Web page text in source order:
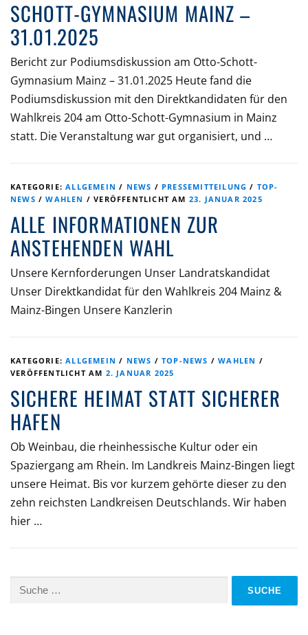
SCHOTT-GYMNASIUM MAINZ –
31.01.2025
Bericht zur Podiumsdiskussion am Otto-Schott-
Gymnasium Mainz – 31.01.2025 Heute fand die
Podiumsdiskussion mit den Direktkandidaten für den
Wahlkreis 204 am Otto-Schott-Gymnasium in Mainz
statt. Die Veranstaltung war gut organisiert, und …
KATEGORIE:ALLGEMEIN / NEWS / PRESSEMITTEILUNG / TOP-
NEWS /WAHLEN /VERÖFFENTLICHT AM 23. JANUAR 2025
ALLE INFORMATIONEN ZUR
ANSTEHENDEN WAHL
Unsere Kernforderungen Unser Landratskandidat
Unser Direktkandidat für den Wahlkreis 204 Mainz &
Mainz-Bingen Unsere Kanzlerin
KATEGORIE:ALLGEMEIN / NEWS /TOP-NEWS /WAHLEN /
VERÖFFENTLICHT AM 2. JANUAR 2025
SICHERE HEIMAT STATT SICHERER
HAFEN
Ob Weinbau, die rheinhessische Kultur oder ein
Spaziergang am Rhein. Im Landkreis Mainz-Bingen liegt
unsere Heimat. Bis vor kurzem gehörte dieser zu den
zehn reichsten Landkreisen Deutschlands. Wir haben
hier …
Suche